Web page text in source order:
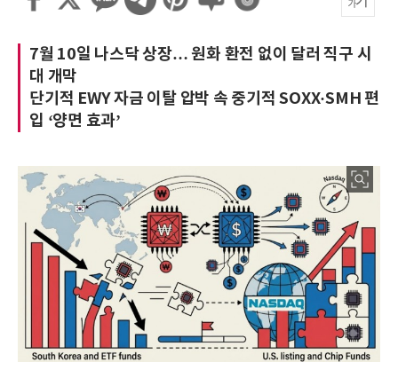
7월 10일 나스닥 상장… 원화 환전 없이 달러 직구 시
대 개막
단기적 EWY 자금 이탈 압박 속 중기적 SOXX·SMH 편
입 ‘양면 효과’